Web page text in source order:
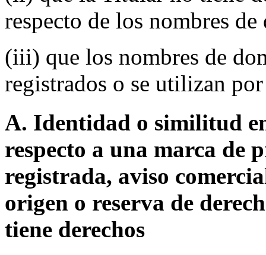
respecto de los nombres
(iii) que los nombres de
registrados o se utilizan
A. Identidad o similitud
respecto a una marca de
registrada, aviso
origen o reserva de
tiene derechos